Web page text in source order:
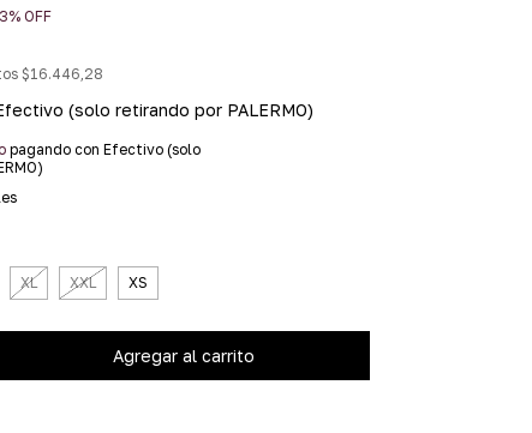
% OFF
$16.446,28
(solo retirando por PALERMO)
pagando con Efectivo (solo
XL XXL XS